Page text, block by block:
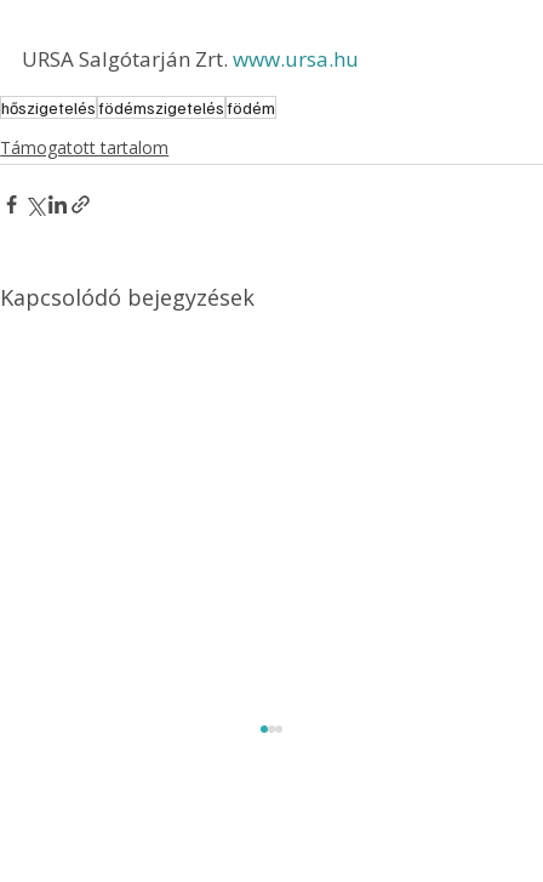
URSA Salgótarján Zrt. www.ursa.hu
hőszigetelésfödémszigetelésfödém
Támogatott tartalom
Kapcsolódó bejegyzések